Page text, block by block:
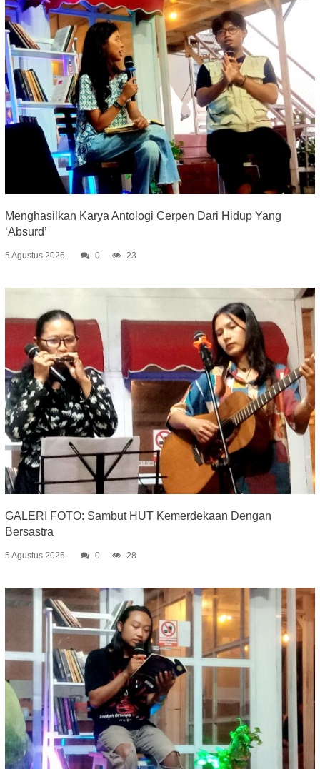
Menghasilkan Karya Antologi Cerpen Dari Hidup Yang
‘Absurd’
5 Agustus 2026 0 23
GALERI FOTO: Sambut HUT Kemerdekaan Dengan
Bersastra
5 Agustus 2026 0 28